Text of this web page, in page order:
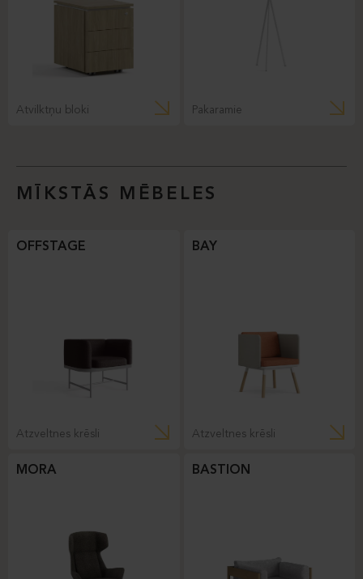
Atvilktņu bloki Pakaramie
MĪKSTĀS MĒBELES
OFFSTAGE
Atzveltnes krēsli
BAY
Atzveltnes krēsli
MORA BASTION